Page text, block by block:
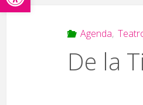
Agenda,
De la